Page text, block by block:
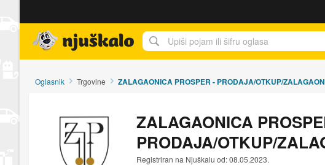
Oglasnik Trgovine ZALAGAONICA PROSPER - PRODAJA/OTKUP/
ZALAGAONICA
PRODAJA/OTKUP/
Registriran na Njuškalu od: 08.05.2023.